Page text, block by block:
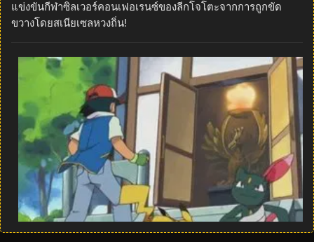
แข่งขันกีฬาซิลเวอร์คอนเฟอเรนซ์ของลีกโจโตะจากการถูกขัด
ขวางโดยสเนียเซลหวงถิ่น!